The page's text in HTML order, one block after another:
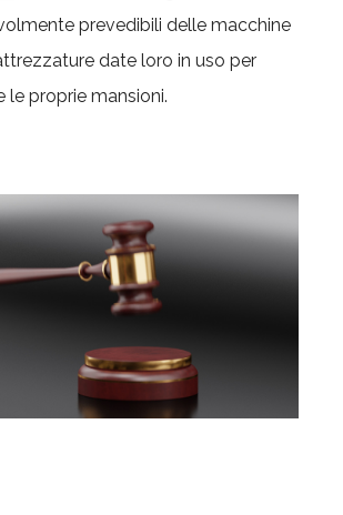
prevedibili delle macchine
date loro in uso per
le proprie mansioni.